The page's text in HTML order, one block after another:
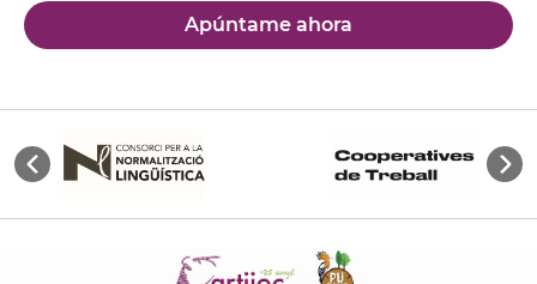
Apúntame ahora